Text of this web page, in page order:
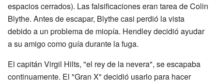
espacios cerrados). Las falsificaciones eran tarea de Colin
Blythe. Antes de escapar, Blythe casi perdió la vista
debido a un problema de miopía. Hendley decidió ayudar
a su amigo como guía durante la fuga.
El capitán Virgil Hilts, "el rey de la nevera", se escapaba
continuamente. El "Gran X" decidió usarlo para hacer